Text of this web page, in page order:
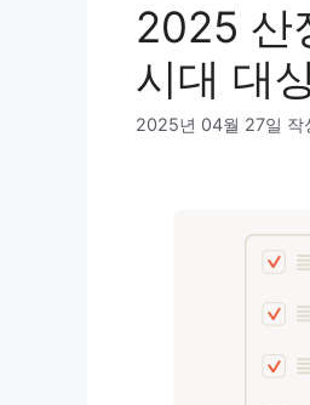
2025 산
시대 대
2025년 04월 27일 작